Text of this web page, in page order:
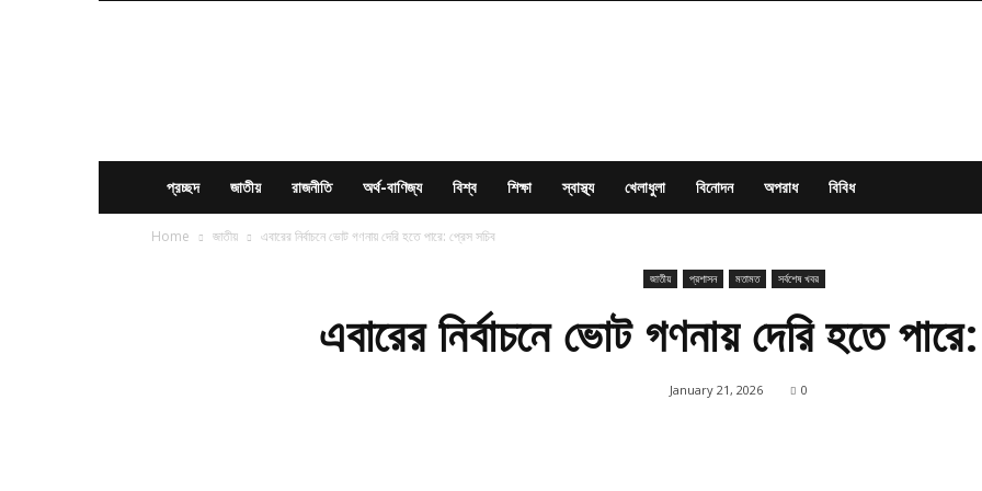
প্রচ্ছদ জাতীয় রাজনীতি অর্থ-বাণিজ্য বিশ্ব শিক্ষা স্বাস্থ্য খেলাধুলা বিনোদন অপরাধ বিবিধ
Home জাতীয় এবারের নির্বাচনে ভোট গণনায় দেরি হতে পারে: প্রেস সচিব
জাতীয় প্রশাসন মতামত সর্বশেষ খবর
এবারের নির্বাচনে ভোট গণনায় দেরি হতে
January 21, 2026 0